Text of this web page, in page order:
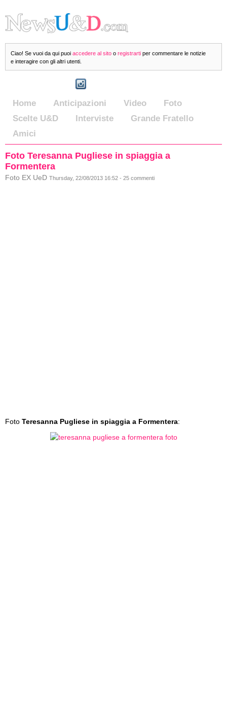
Ciao! Se vuoi da qui puoi accedere al sito o registrarti per commentare le notizie
e interagire con gli altri utenti.
Home Anticipazioni Video
Foto
Scelte U&D
Interviste
Grande Fratello
Amici
Foto Teresanna Pugliese in spiaggia a
Formentera
Foto EX UeD Thursday, 22/08/2013 16:52 - 25 commenti
Foto Teresanna Pugliese in spiaggia a Formentera: